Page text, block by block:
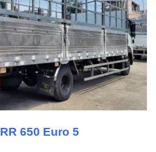
650 Euro 5